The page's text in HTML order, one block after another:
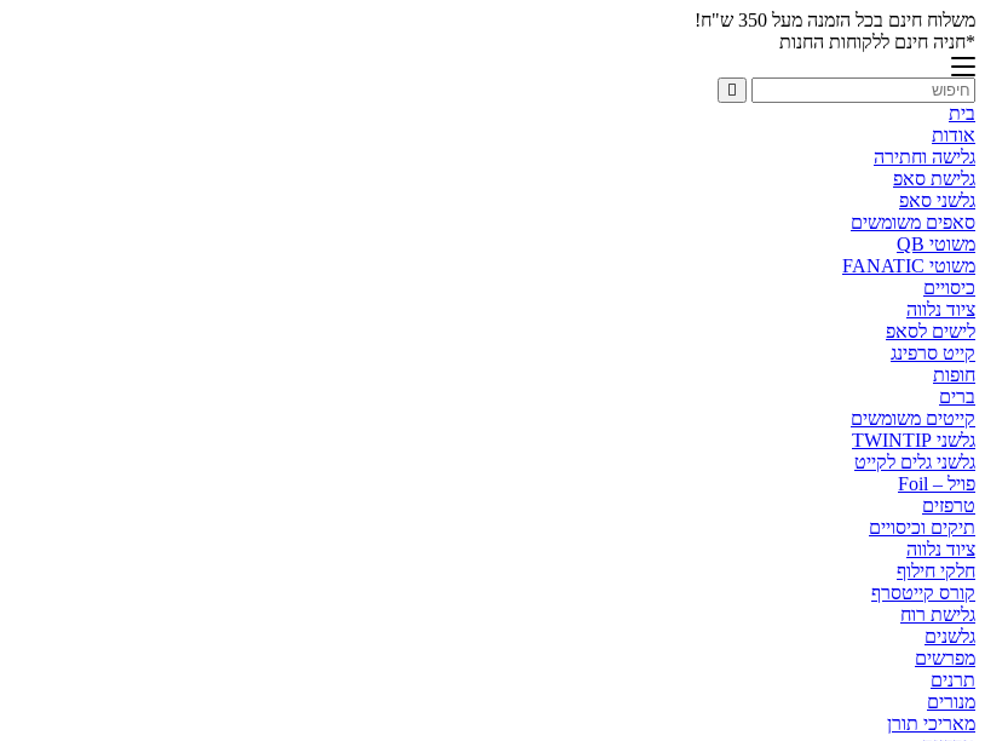
משלוח חינם בכל הזמנה מעל 350 ש"ח!
*חניה חינם ללקוחות החנות
בית
אודות
גלישה וחתירה
גלישת סאפ
גלשני סאפ
סאפים משומשים
משוטי QB
משוטי FANATIC
כיסויים
ציוד נלווה
לישים לסאפ
קייט סרפינג
חופות
ברים
קייטים משומשים
גלשני TWINTIP
גלשני גלים לקייט
פויל – Foil
טרפזים
תיקים וכיסויים
ציוד נלווה
חלקי חילוף
קורס קייטסרף
גלישת רוח
גלשנים
מפרשים
תרנים
מנורים
מאריכי תורן